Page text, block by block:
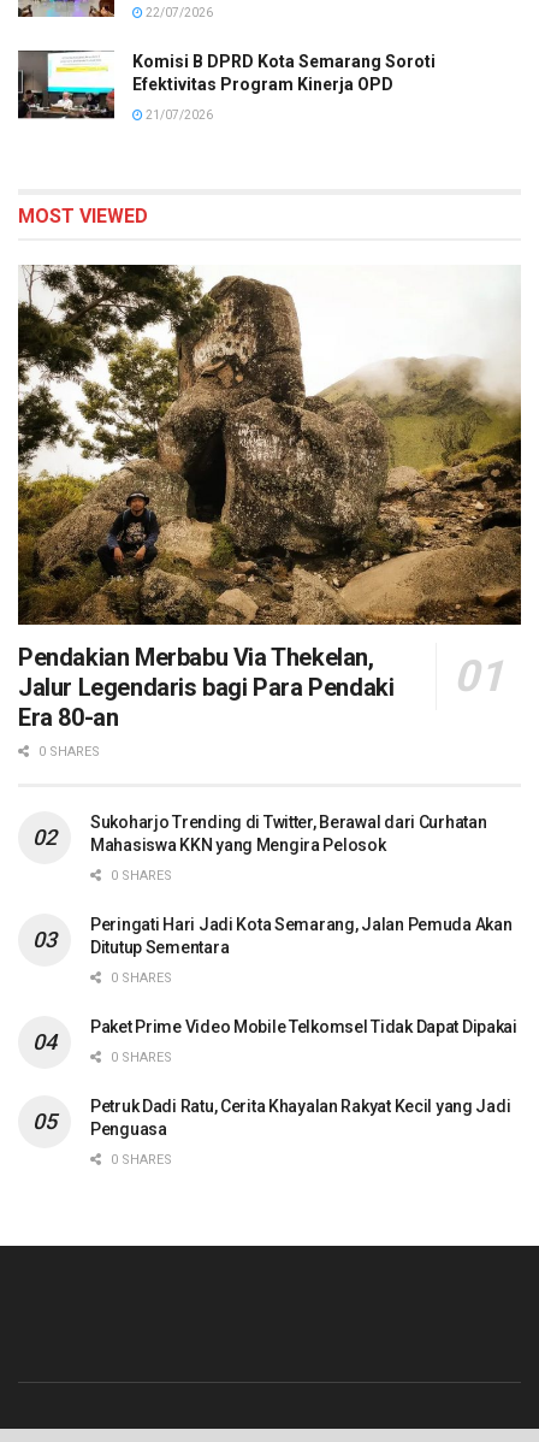
22/07/2026
Komisi B DPRD Kota Semarang Soroti
Efektivitas Program Kinerja OPD
21/07/2026
MOST VIEWED
Pendakian Merbabu Via Thekelan,
Jalur Legendaris bagi Para Pendaki
Era 80-an
0 SHARES
Sukoharjo Trending di Twitter, Berawal dari Curhatan
Mahasiswa KKN yang Mengira Pelosok
0 SHARES
Peringati Hari Jadi Kota Semarang, Jalan Pemuda Akan
Ditutup Sementara
0 SHARES
Paket Prime Video Mobile Telkomsel Tidak Dapat Dipakai
0 SHARES
Petruk Dadi Ratu, Cerita Khayalan Rakyat Kecil yang Jadi
Penguasa
0 SHARES